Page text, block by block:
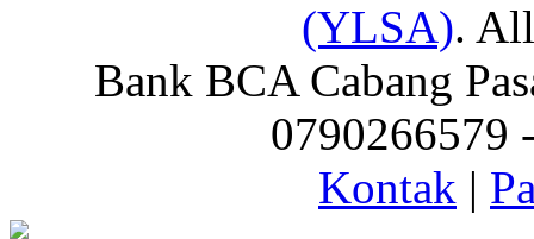
(YLSA).
Bank BCA Cabang
0790266579
Kontak |